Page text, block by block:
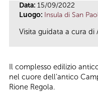
Data: 15/09/2022
Luogo: Insula di San
Visita guidata a cura di
Il complesso edilizio
nel cuore dell’antico
Rione Regola.